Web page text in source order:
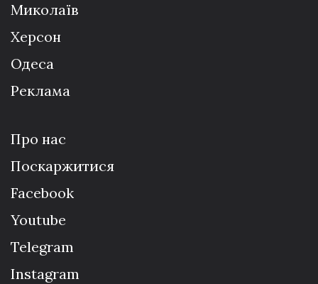
Миколаїв
Херсон
Одеса
Реклама
Про нас
Поскаржитися
Facebook
Youtube
Telegram
Instagram